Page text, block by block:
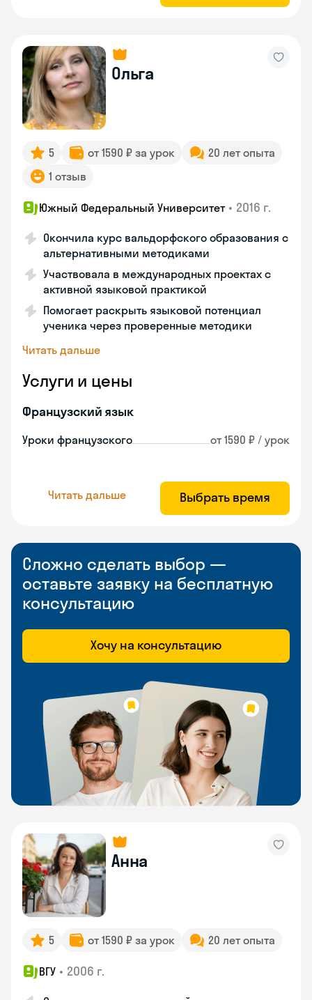
Ольга
5 от 1590 ₽ за урок
20 лет опыта
1 отзыв
Южный Федеральный Университет • 2016 г.
Окончила курс вальдорфского образования с
альтернативными методиками
Участвовала в международных проектах с
активной языковой практикой
Помогает раскрыть языковой потенциал
ученика через проверенные методики
Читать дальше
Услуги и цены
Французский язык
Уроки французского от 1590 ₽ / урок
Читать дальше Выбрать время
Сложно сделать выбор —
оставьте заявку на бесплатную
консультацию
Хочу на консультацию
Анна
5 от 1590 ₽ за урок 20 лет опыта
ВГУ • 2006 г.